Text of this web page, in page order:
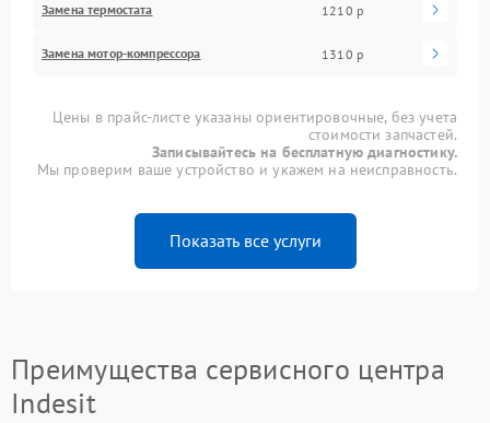
Замена термостата 1210 р
Замена мотор-компрессора 1310 р
Цены в прайс-листе указаны ориентировочные, без учета
стоимости запчастей.
Записывайтесь на бесплатную диагностику.
Мы проверим ваше устройство и укажем на неисправность.
Показать все услуги
Преимущества сервисного центра
Indesit